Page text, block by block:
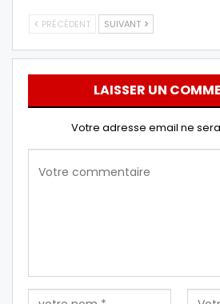
PRÉCÉDENT SUIVANT
LAISSER UN
Votre adresse email ne